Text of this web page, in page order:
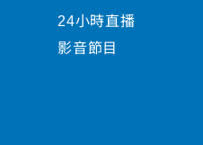
24小時直播
影音節目